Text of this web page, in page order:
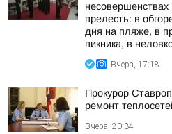
несовершенствах
прелесть: в
дня на пляже, в
пикника, в
Вчера, 17:18
Прокурор
ремонт
Вчера, 20:34